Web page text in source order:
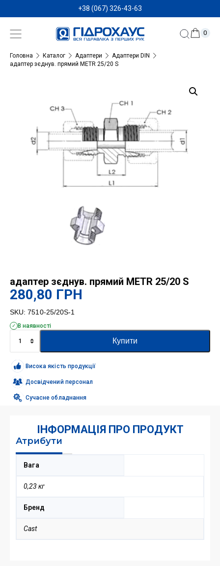
+38 (067) 326-43-63
0
Головна Каталог Адаптери
Адаптери DIN
адаптер зєднув. прямий METR 25/20 S
адаптер зєднув. прямий METR 25/20 S
280,80 ГРН
SKU: 7510-25/20S-1
В наявності
зєднув.
прямий
METR
25/20
S
кількість
Купити
Висока якість продукції
Досвідчений персонал
Сучасне обладнання
ІНФОРМАЦІЯ ПРО ПРОДУКТ
Атрибути
Вага
0,23 кг
Бренд
Cast